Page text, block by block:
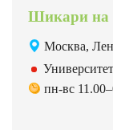
Шикари на
Москва,
Университет
пн-вс